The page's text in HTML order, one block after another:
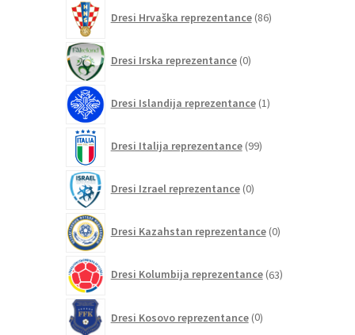
Dresi Hrvaška reprezentance 86izdelkov
Dresi Irska reprezentance 0izdelkov
Dresi Islandija reprezentance 1izdelek
Dresi Italija reprezentance 99izdelkov
Dresi Izrael reprezentance 0izdelkov
Dresi Kazahstan reprezentance 0izdelkov
Dresi Kolumbija reprezentance 63izdelkov
Dresi Kosovo reprezentance 0izdelkov